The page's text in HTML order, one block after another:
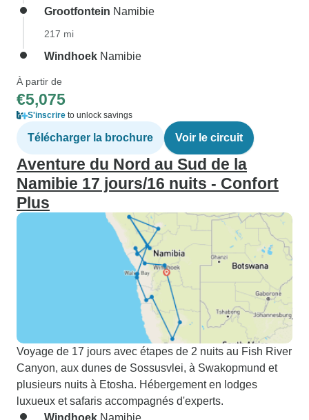
Grootfontein Namibie
217 mi
Windhoek Namibie
À partir de
€5,075
S'inscrire to unlock savings
Télécharger la brochure Voir le circuit
Aventure du Nord au Sud de la
Namibie 17 jours/16 nuits - Confort
Plus
Voyage de 17 jours avec étapes de 2 nuits au Fish River
Canyon, aux dunes de Sossusvlei, à Swakopmund et
plusieurs nuits à Etosha. Hébergement en lodges
luxueux et safaris accompagnés d'experts.
Windhoek Namibie